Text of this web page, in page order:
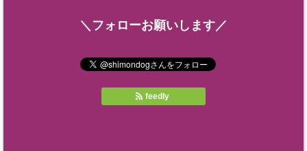
＼フォローお願いします／
feedly